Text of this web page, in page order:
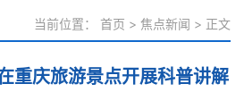
当前位置： 首页 > 焦点新闻 > 正文
重庆旅游景点开展科普讲解